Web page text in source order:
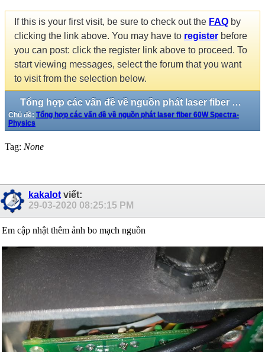
If this is your first visit, be sure to check out the FAQ by
clicking the link above. You may have to register before
you can post: click the register link above to proceed. To
start viewing messages, select the forum that you want
to visit from the selection below.
Tổng hợp các vấn đề về nguồn phát laser fiber 60W Spectra-Physics
Chủ đề: Tổng hợp các vấn đề về nguồn phát laser fiber 60W Spectra-
Physics
Tag: None
kakalot viết:
29-03-2020 08:25:15 PM
Em cập nhật thêm ảnh bo mạch nguồn